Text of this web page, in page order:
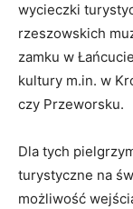
wycieczki
rzeszowskich
zamku w
kultury m.in. w
czy Przeworsku.
Dla tych
turystyczne na
możliwość